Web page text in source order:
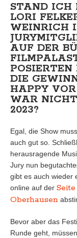
STAND ICH
LORI
WEINRICH
AUF DER
DIE
HAPPY
WAR
2023?
Egal, die Show
auch gut so.
herausragende
Jury nun
gibt es auch wieder
online auf der
Oberhausen
Bevor aber das
Runde geht,